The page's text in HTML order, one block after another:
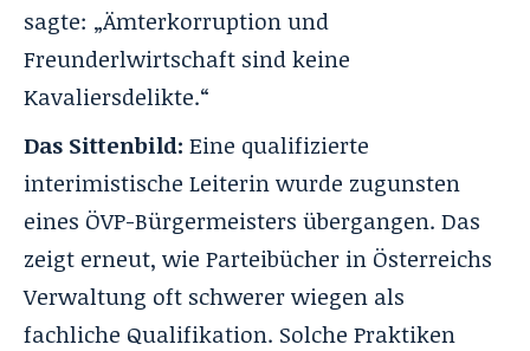
sagte: „Ämterkorruption und
Freunderlwirtschaft sind keine
Kavaliersdelikte.“
Das Sittenbild: Eine qualifizierte
interimistische Leiterin wurde zugunsten
eines ÖVP-Bürgermeisters übergangen. Das
zeigt erneut, wie Parteibücher in Österreichs
Verwaltung oft schwerer wiegen als
fachliche Qualifikation. Solche Praktiken